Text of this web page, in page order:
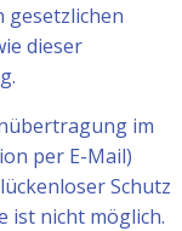
gesetzlichen
dieser
im
per E-Mail)
Schutz
ist nicht möglich.